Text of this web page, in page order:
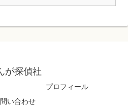
が探偵社
プロフィール
い合わせ